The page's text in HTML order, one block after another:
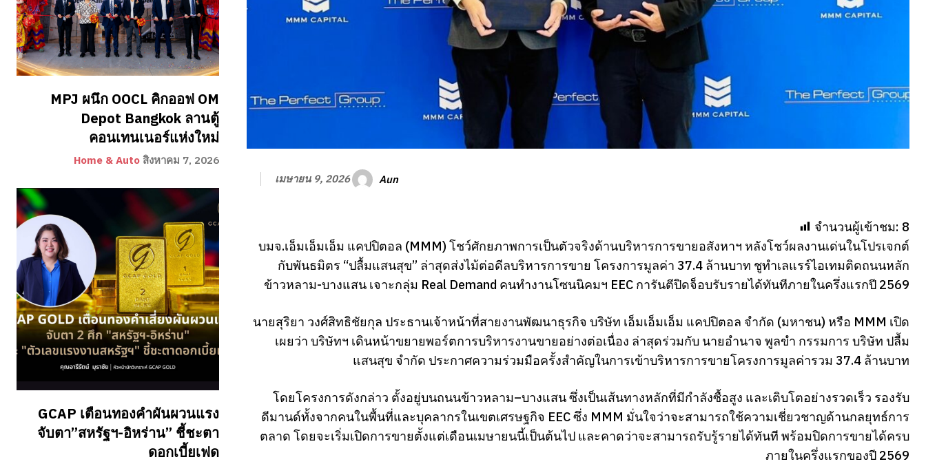
MPJ ผนึก OOCL คิกออฟ OM
Depot Bangkok ลานตู้
คอนเทนเนอร์แห่งใหม่
Home & Auto สิงหาคม 7, 2026
GCAP เตือนทองคำผันผวนแรง
จับตา”สหรัฐฯ-อิหร่าน” ชี้ชะตา
ดอกเบี้ยเฟด
เมษายน 9, 2026 Aun
จำนวนผู้เข้าชม: 8
บมจ.เอ็มเอ็มเอ็ม แคปปิตอล (MMM) โชว์ศักยภาพการเป็นตัวจริงด้านบริหารการขายอสังหาฯ หลังโชว์ผลงานเด่นในโปรเจกต์
กับพันธมิตร “ปลื้มแสนสุข” ล่าสุดส่งไม้ต่อดีลบริหารการขาย โครงการมูลค่า 37.4 ล้านบาท ชูทำเลแรร์ไอเทมติดถนนหลัก
ข้าวหลาม-บางแสน เจาะกลุ่ม Real Demand คนทำงานโซนนิคมฯ EEC การันตีปิดจ็อบรับรายได้ทันทีภายในครึ่งแรกปี 2569
นายสุริยา วงศ์สิทธิชัยกุล ประธานเจ้าหน้าที่สายงานพัฒนาธุรกิจ บริษัท เอ็มเอ็มเอ็ม แคปปิตอล จำกัด (มหาชน) หรือ MMM เปิด
เผยว่า บริษัทฯ เดินหน้าขยายพอร์ตการบริหารงานขายอย่างต่อเนื่อง ล่าสุดร่วมกับ นายอำนาจ พูลขำ กรรมการ บริษัท ปลื้ม
แสนสุข จำกัด ประกาศความร่วมมือครั้งสำคัญในการเข้าบริหารการขายโครงการมูลค่ารวม 37.4 ล้านบาท
โดยโครงการดังกล่าว ตั้งอยู่บนถนนข้าวหลาม–บางแสน ซึ่งเป็นเส้นทางหลักที่มีกำลังซื้อสูง และเติบโตอย่างรวดเร็ว รองรับ
ดีมานด์ทั้งจากคนในพื้นที่และบุคลากรในเขตเศรษฐกิจ EEC ซึ่ง MMM มั่นใจว่าจะสามารถใช้ความเชี่ยวชาญด้านกลยุทธ์การ
ตลาด โดยจะเริ่มเปิดการขายตั้งแต่เดือนเมษายนนี้เป็นต้นไป และคาดว่าจะสามารถรับรู้รายได้ทันที พร้อมปิดการขายได้ครบ
ภายในครึ่งแรกของปี 2569